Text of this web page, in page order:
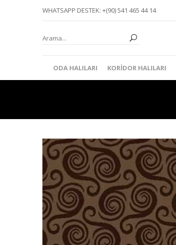
WHATSAPP DESTEK: +(90) 541 465 44 14
ODA HALILARI KORIDOR HALILARI